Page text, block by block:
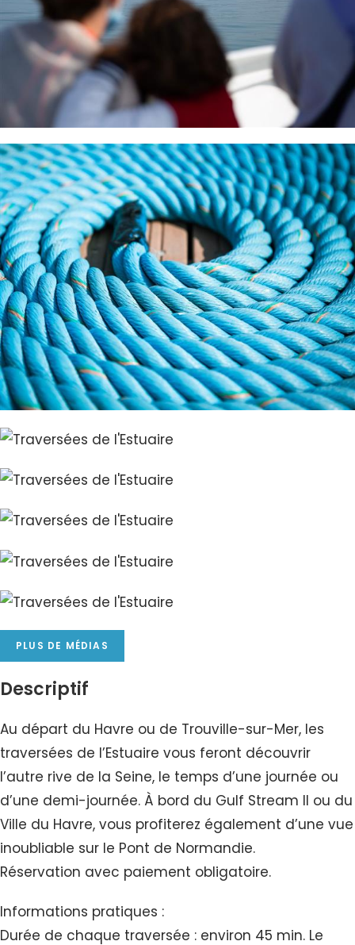
PLUS DE MÉDIAS
Descriptif
Au départ du Havre ou de Trouville-sur-Mer, les
traversées de l’Estuaire vous feront découvrir
l’autre rive de la Seine, le temps d’une journée ou
d’une demi-journée. À bord du Gulf Stream II ou du
Ville du Havre, vous profiterez également d’une vue
inoubliable sur le Pont de Normandie.
Réservation avec paiement obligatoire.
Informations pratiques :
Durée de chaque traversée : environ 45 min. Le